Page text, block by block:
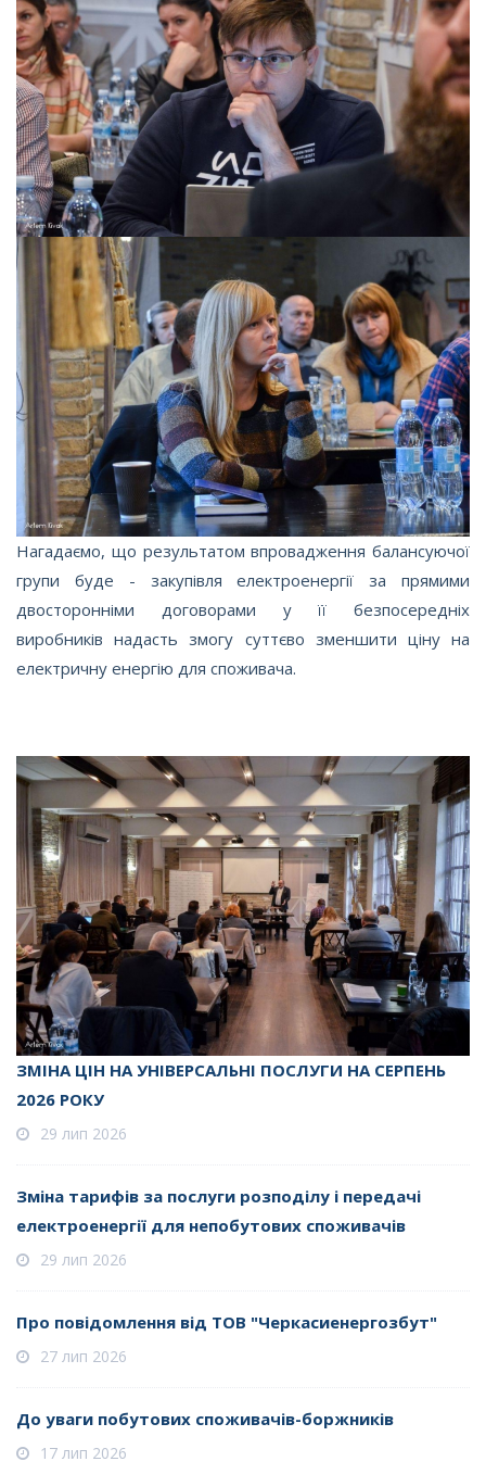
Нагадаємо, що результатом впровадження балансуючої
групи буде - закупівля електроенергії за прямими
двосторонніми договорами у її безпосередніх
виробників надасть змогу суттєво зменшити ціну на
електричну енергію для споживача.
ЗМІНА ЦІН НА УНІВЕРСАЛЬНІ ПОСЛУГИ НА СЕРПЕНЬ
2026 РОКУ
29 лип 2026
Зміна тарифів за послуги розподілу і передачі
електроенергії для непобутових споживачів
29 лип 2026
Про повідомлення від ТОВ "Черкасиенергозбут"
27 лип 2026
До уваги побутових споживачів-боржників
17 лип 2026